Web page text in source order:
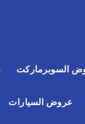
السوبرماركت
عروض السيارات